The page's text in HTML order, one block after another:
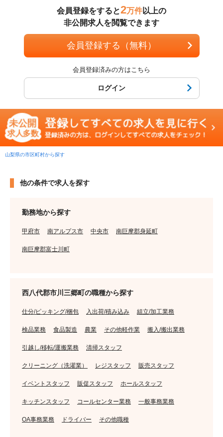
会員登録をすると2万件以上の
非公開求人を閲覧できます
会員登録する（無料）
会員登録済みの方はこちら
ログイン
山梨県の市区町村から探す
他の条件で求人を探す
勤務地から探す
甲府市 南アルプス市 中央市 南巨摩郡身延町
南巨摩郡富士川町
西八代郡市川三郷町の職種から探す
仕分/ピッキング/梱包 入出荷/積み込み 組立/加工業務
検品業務 食品製造 農業 その他軽作業 搬入/搬出業務
引越し/移転/運搬業務 清掃スタッフ
クリーニング（洗濯業） レジスタッフ 販売スタッフ
イベントスタッフ 販促スタッフ ホールスタッフ
キッチンスタッフ コールセンター業務 一般事務業務
OA事務業務 ドライバー その他職種